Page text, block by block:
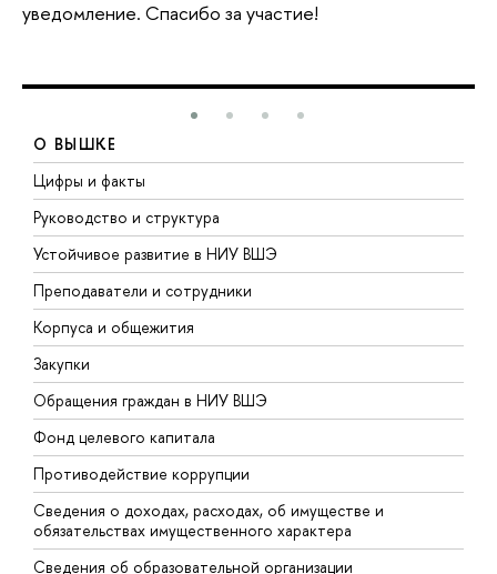
уведомление. Спасибо за участие!
О ВЫШКЕ
Цифры и факты
Руководство и структура
Устойчивое развитие в НИУ ВШЭ
Преподаватели и сотрудники
Корпуса и общежития
Закупки
Обращения граждан в НИУ ВШЭ
Фонд целевого капитала
Противодействие коррупции
Сведения о доходах, расходах, об имуществе и
обязательствах имущественного характера
Сведения об образовательной организации